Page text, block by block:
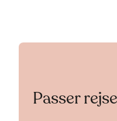
Passer